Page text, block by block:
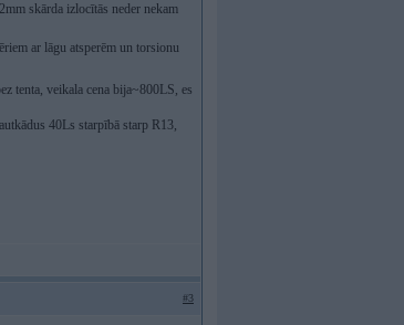
skārda izlocītās neder nekam
ar lāgu atsperēm un torsionu
tenta, veikala cena bija~800LS, es
40Ls starpībā starp R13,
#3